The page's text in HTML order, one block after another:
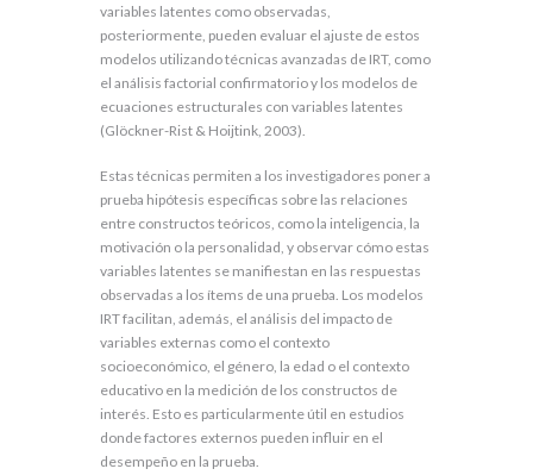
variables latentes como observadas,
posteriormente, pueden evaluar el ajuste de estos
modelos utilizando técnicas avanzadas de IRT, como
el análisis factorial confirmatorio y los modelos de
ecuaciones estructurales con variables latentes
(Glöckner-Rist & Hoijtink, 2003).
Estas técnicas permiten a los investigadores poner a
prueba hipótesis específicas sobre las relaciones
entre constructos teóricos, como la inteligencia, la
motivación o la personalidad, y observar cómo estas
variables latentes se manifiestan en las respuestas
observadas a los ítems de una prueba. Los modelos
IRT facilitan, además, el análisis del impacto de
variables externas como el contexto
socioeconómico, el género, la edad o el contexto
educativo en la medición de los constructos de
interés. Esto es particularmente útil en estudios
donde factores externos pueden influir en el
desempeño en la prueba.